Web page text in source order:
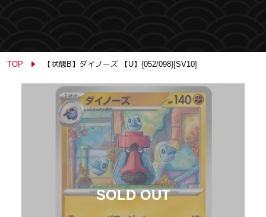
TOP 【状態B】ダイノーズ 【U】{052/098}[SV10]